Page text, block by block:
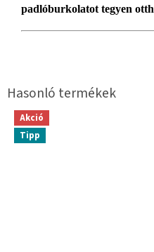
padlóburkolatot tegyen
Akció
Tipp